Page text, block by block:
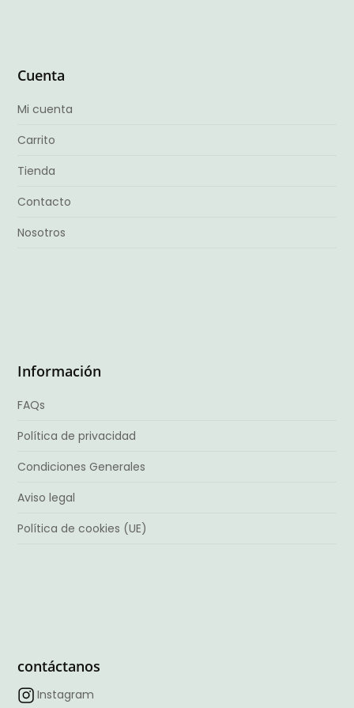
Cuenta
Mi cuenta
Carrito
Tienda
Contacto
Nosotros
Información
FAQs
Política de privacidad
Condiciones Generales
Aviso legal
Política de cookies (UE)
contáctanos
Instagram